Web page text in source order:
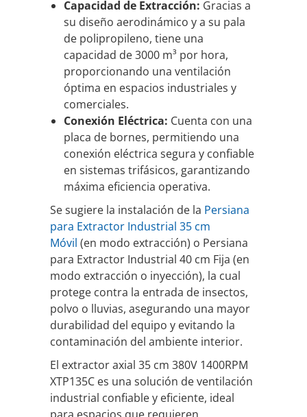
Capacidad de Extracción: Gracias a
su diseño aerodinámico y a su pala
de polipropileno, tiene una
capacidad de 3000 m³ por hora,
proporcionando una ventilación
óptima en espacios industriales y
comerciales.
Conexión Eléctrica: Cuenta con una
placa de bornes, permitiendo una
conexión eléctrica segura y confiable
en sistemas trifásicos, garantizando
máxima eficiencia operativa.
Se sugiere la instalación de la Persiana
para Extractor Industrial 35 cm
Móvil (en modo extracción) o Persiana
para Extractor Industrial 40 cm Fija (en
modo extracción o inyección), la cual
protege contra la entrada de insectos,
polvo o lluvias, asegurando una mayor
durabilidad del equipo y evitando la
contaminación del ambiente interior.
El extractor axial 35 cm 380V 1400RPM
XTP135C es una solución de ventilación
industrial confiable y eficiente, ideal